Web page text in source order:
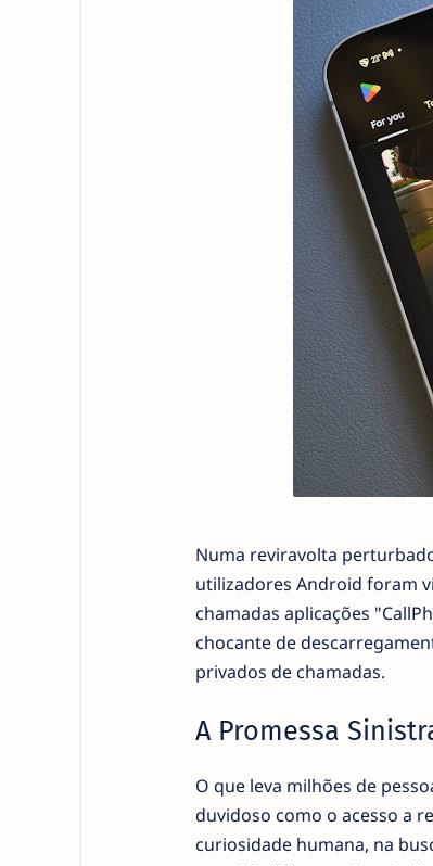
Numa reviravolta
utilizadores Android foram
chamadas aplicações
chocante de
privados de chamadas.
A Promessa
O que leva milhões de
duvidoso como o acesso a
curiosidade humana, na